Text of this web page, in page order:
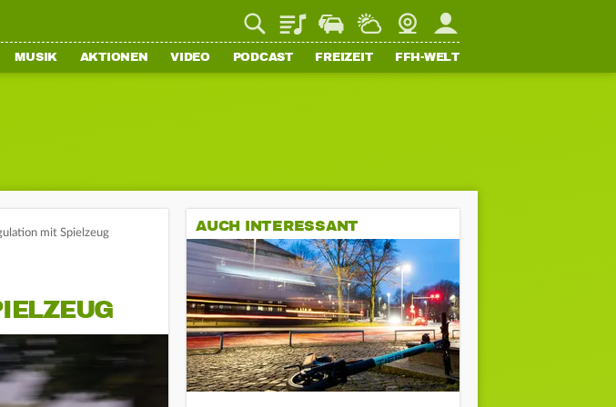
PlaylistStaupilotWetterWebcamMein FFH
MUSIK AKTIONEN VIDEO PODCAST FREIZEIT FFH-WELT
mit Spielzeug
AUCH INTERESSANT